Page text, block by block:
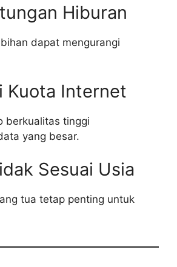
Hiburan
dapat mengurangi
Kuota Internet
berkualitas tinggi
yang besar.
Sesuai Usia
tua tetap penting untuk